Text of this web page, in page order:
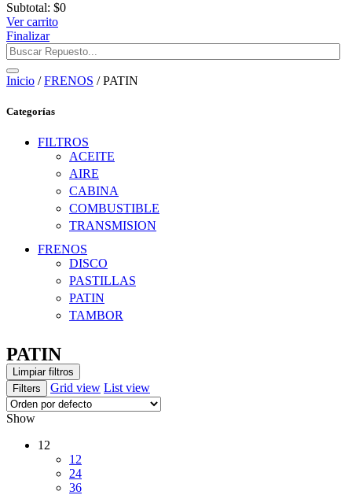
Subtotal: $0
Ver carrito
Finalizar
Inicio /FRENOS / PATIN
Categorías
FILTROS
ACEITE
AIRE
CABINA
COMBUSTIBLE
TRANSMISION
FRENOS
DISCO
PASTILLAS
PATIN
TAMBOR
PATIN
Limpiar filtros
Filters
Grid view List view
Show
12
12
24
36